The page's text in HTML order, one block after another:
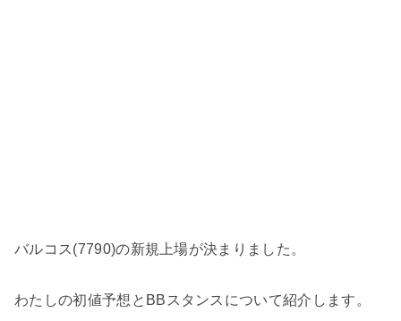
バルコス(7790)の新規上場が決まりました。
わたしの初値予想とBBスタンスについて紹介します。